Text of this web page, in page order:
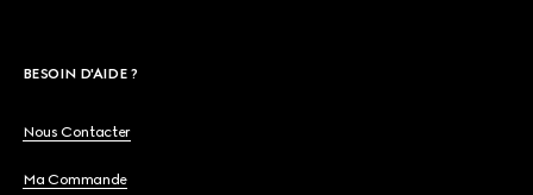
BESOIN D'AIDE ?
Nous Contacter
Ma Commande